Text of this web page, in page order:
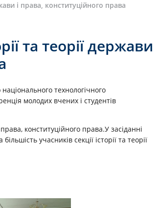
і права, конституційного права
та теорії держави
технологічного
молодих вчених і студентів
конституційного права.У засіданні
учасників секції історії та теорії